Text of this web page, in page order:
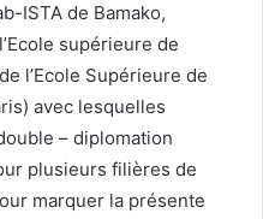
ISTA de Bamako,
supérieure de
l’Ecole Supérieure de
avec lesquelles
– diplomation
plusieurs filières de
marquer la présente